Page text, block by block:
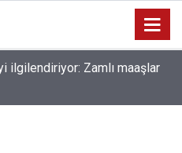
ilgilendiriyor: Zamlı maaşlar